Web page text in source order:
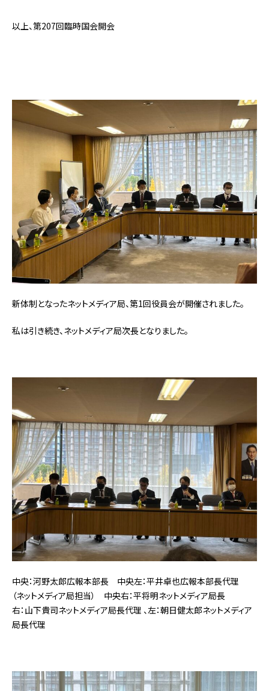
以上、第207回臨時国会開会
新体制となったネットメディア局、第1回役員会が開催されました。
私は引き続き、ネットメディア局次長となりました。
中央：河野太郎広報本部長 中央左：平井卓也広報本部長代理
（ネットメディア局担当） 中央右：平将明ネットメディア局長
右：山下貴司ネットメディア局長代理 、左：朝日健太郎ネットメディア
局長代理